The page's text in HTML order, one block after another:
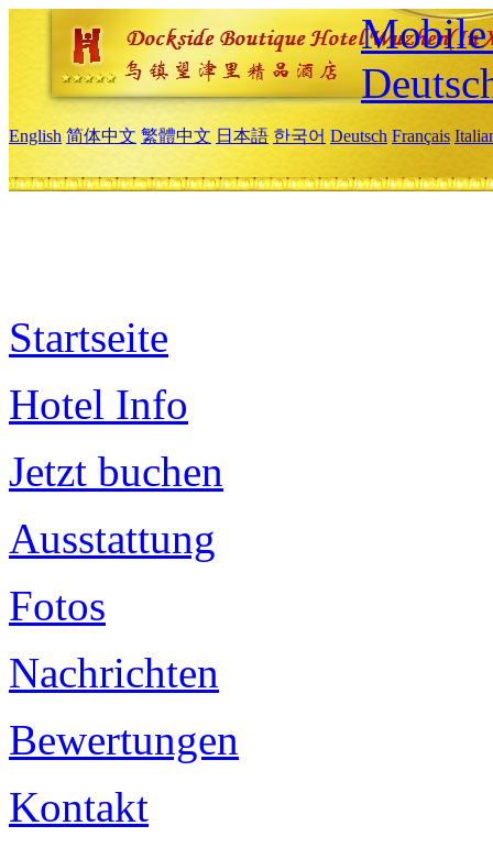
Mobile
English 简体中文 繁體中文 日本語 한국어 Deutsch Français
Startseite
Hotel Info
Jetzt buchen
Ausstattung
Fotos
Nachrichten
Bewertungen
Kontakt